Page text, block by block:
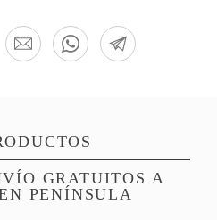
GRATUITOS A
PENÍNSULA